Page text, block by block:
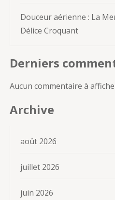
Douceur aérienne : La
Délice Croquant
Derniers
Aucun commentaire à
Archive
août 2026
juillet 2026
juin 2026